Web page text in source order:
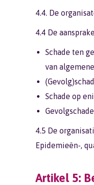
4.4. De
4.4 De
Schade ten
van
Schade op
4.5 De
Epidemieën-,
Artikel 5: